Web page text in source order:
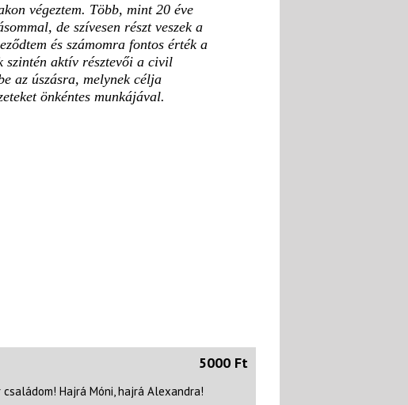
végeztem. Több, mint 20 éve
de szívesen részt veszek a
és számomra fontos érték a
szintén aktív résztevői a civil
az úszásra, melynek célja
önkéntes munkájával.
5000 Ft
Hajrá Móni, hajrá Alexandra!